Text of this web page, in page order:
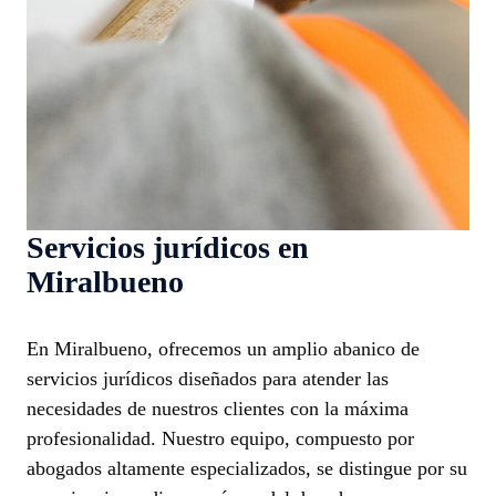
Servicios jurídicos en
Miralbueno
En Miralbueno, ofrecemos un amplio abanico de
servicios jurídicos diseñados para atender las
necesidades de nuestros clientes con la máxima
profesionalidad. Nuestro equipo, compuesto por
abogados altamente especializados, se distingue por su